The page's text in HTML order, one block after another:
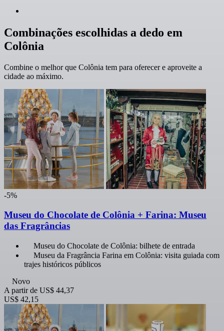
Combinações escolhidas a dedo em
Colônia
Combine o melhor que Colônia tem para oferecer e aproveite a
cidade ao máximo.
-5%
Museu do Chocolate de Colônia + Farina: Museu
das Fragrâncias
Museu do Chocolate de Colônia: bilhete de entrada
Museu da Fragrância Farina em Colônia: visita guiada com
trajes históricos públicos
Novo
A partir de US$ 44,37
US$ 42,15